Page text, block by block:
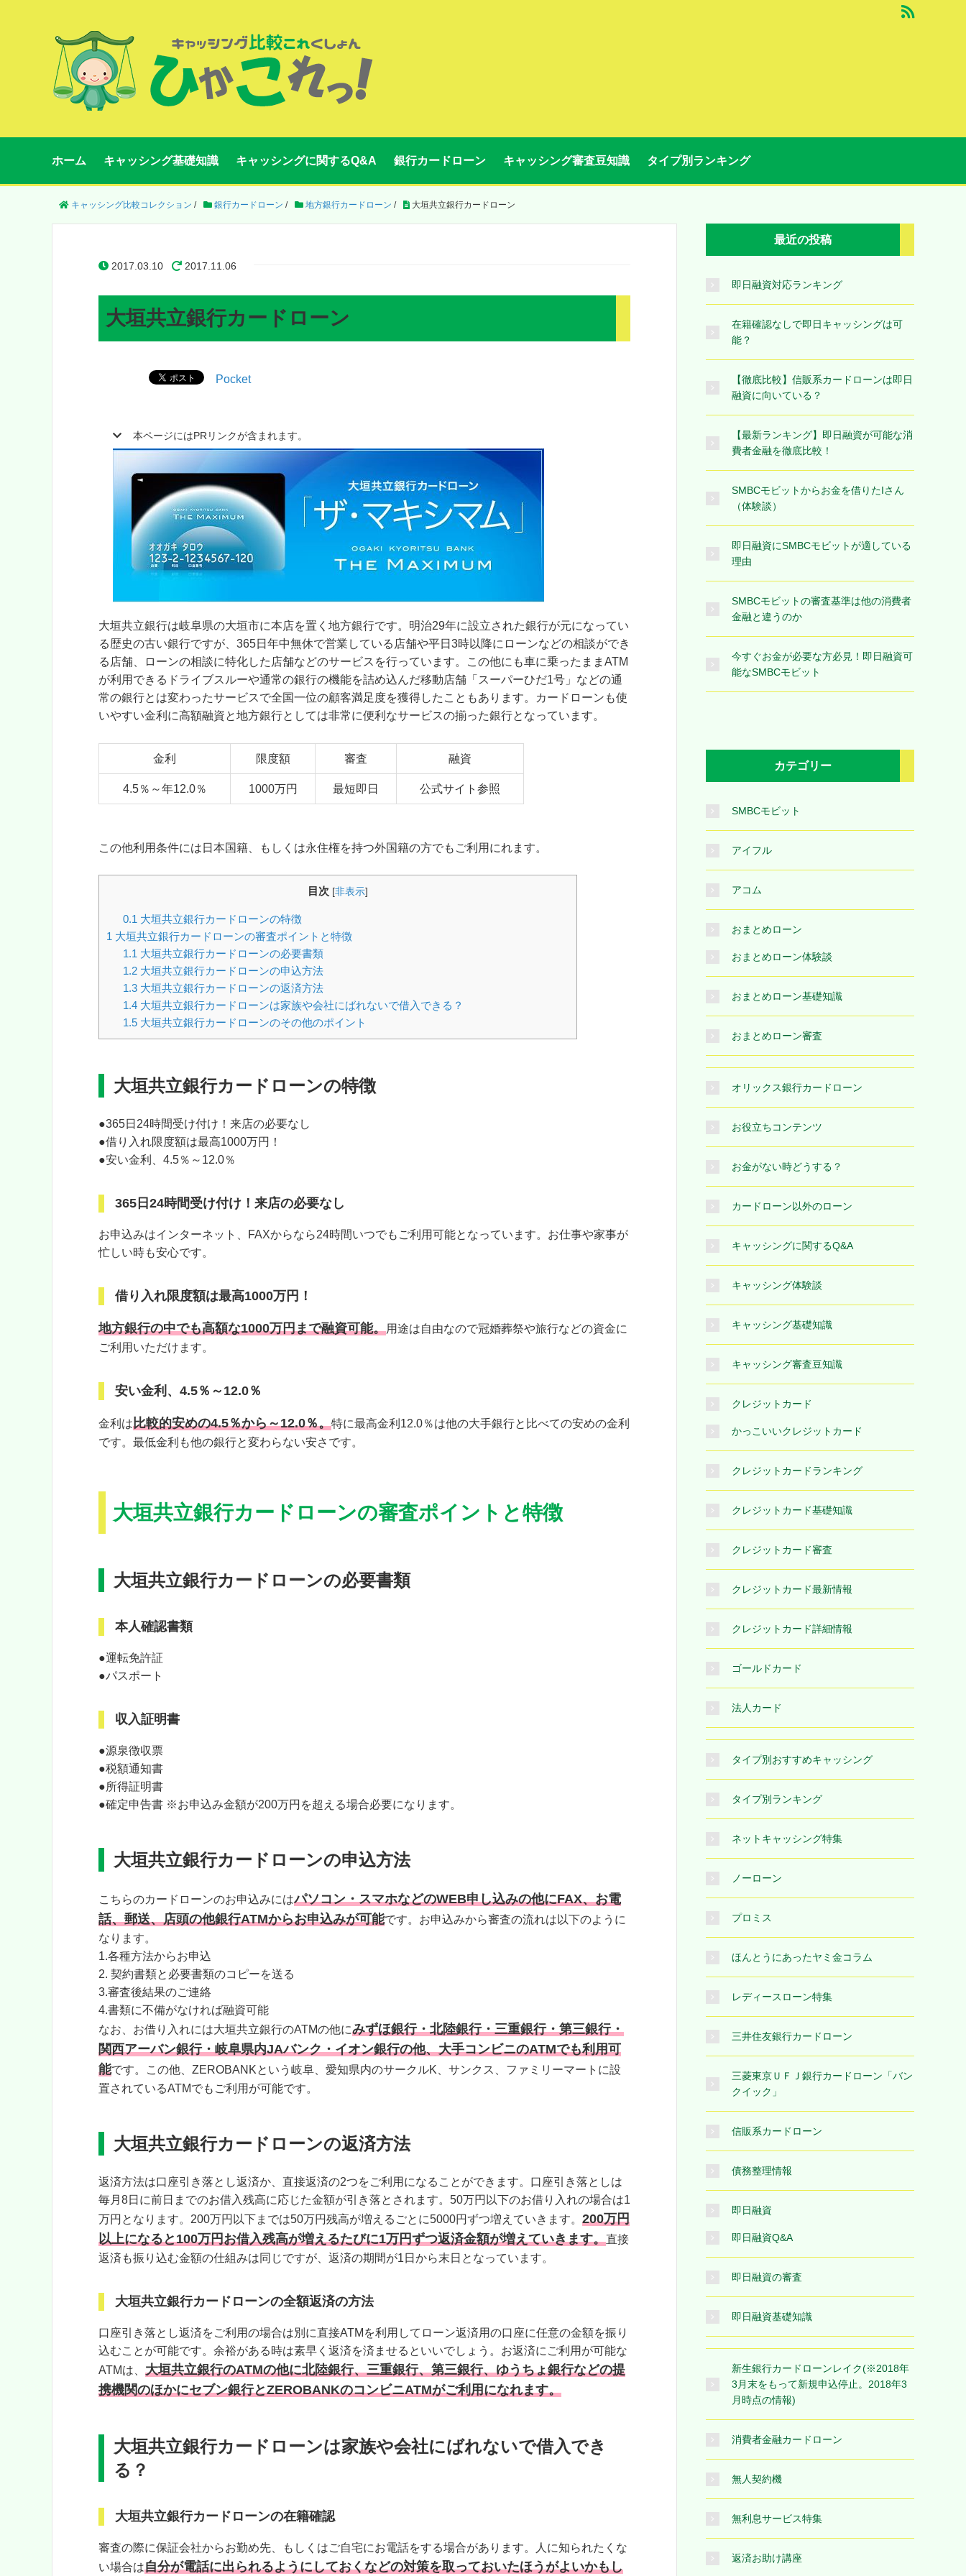
ホーム キャッシング基礎知識 キャッシングに関するQ&A 銀行カードローン キャッシング審査豆知識 タイプ別ランキング
キャッシング比較コレクション / 銀行カードローン / 地方銀行カードローン / 大垣共立銀行カードローン
2017.03.10 2017.11.06
大垣共立銀行カードローン
Pocket
本ページにはPRリンクが含まれます。
大垣共立銀行は岐阜県の大垣市に本店を置く地方銀行です。明治29年に設立された銀行が元になってい
る歴史の古い銀行ですが、365日年中無休で営業している店舗や平日3時以降にローンなどの相談ができ
る店舗、ローンの相談に特化した店舗などのサービスを行っています。この他にも車に乗ったままATM
が利用できるドライブスルーや通常の銀行の機能を詰め込んだ移動店舗「スーパーひだ1号」などの通
常の銀行とは変わったサービスで全国一位の顧客満足度を獲得したこともあります。カードローンも使
いやすい金利に高額融資と地方銀行としては非常に便利なサービスの揃った銀行となっています。
金利 限度額 審査 融資
4.5％～年12.0％ 1000万円 最短即日 公式サイト参照
この他利用条件には日本国籍、もしくは永住権を持つ外国籍の方でもご利用にれます。
目次 [非表示]
0.1 大垣共立銀行カードローンの特徴
1 大垣共立銀行カードローンの審査ポイントと特徴
1.1 大垣共立銀行カードローンの必要書類
1.2大垣共立銀行カードローンの申込方法
1.3大垣共立銀行カードローンの返済方法
1.4大垣共立銀行カードローンは家族や会社にばれないで借入できる？
1.5大垣共立銀行カードローンのその他のポイント
大垣共立銀行カードローンの特徴
●365日24時間受け付け！来店の必要なし
●借り入れ限度額は最高1000万円！
●安い金利、4.5％～12.0％
365日24時間受け付け！来店の必要なし
お申込みはインターネット、FAXからなら24時間いつでもご利用可能となっています。お仕事や家事が
忙しい時も安心です。
借り入れ限度額は最高1000万円！
地方銀行の中でも高額な1000万円まで融資可能。用途は自由なので冠婚葬祭や旅行などの資金に
ご利用いただけます。
安い金利、4.5％～12.0％
金利は比較的安めの4.5％から～12.0％。特に最高金利12.0％は他の大手銀行と比べての安めの金利
です。最低金利も他の銀行と変わらない安さです。
大垣共立銀行カードローンの審査ポイントと特徴
大垣共立銀行カードローンの必要書類
本人確認書類
●運転免許証
●パスポート
収入証明書
●源泉徴収票
●税額通知書
●所得証明書
●確定申告書 ※お申込み金額が200万円を超える場合必要になります。
大垣共立銀行カードローンの申込方法
こちらのカードローンのお申込みにはパソコン・スマホなどのWEB申し込みの他にFAX、お電
話、郵送、店頭の他銀行ATMからお申込みが可能です。お申込みから審査の流れは以下のように
なります。
1.各種方法からお申込
2. 契約書類と必要書類のコピーを送る
3.審査後結果のご連絡
4.書類に不備がなければ融資可能
なお、お借り入れには大垣共立銀行のATMの他にみずほ銀行・北陸銀行・三重銀行・第三銀行・
関西アーバン銀行・岐阜県内JAバンク・イオン銀行の他、大手コンビニのATMでも利用可
能です。この他、ZEROBANKという岐阜、愛知県内のサークルK、サンクス、ファミリーマートに設
置されているATMでもご利用が可能です。
大垣共立銀行カードローンの返済方法
返済方法は口座引き落とし返済か、直接返済の2つをご利用になることができます。口座引き落としは
毎月8日に前日までのお借入残高に応じた金額が引き落とされます。50万円以下のお借り入れの場合は1
万円となります。200万円以下までは50万円残高が増えるごとに5000円ずつ増えていきます。 200万円
以上になると100万円お借入残高が増えるたびに1万円ずつ返済金額が増えていきます。直接
返済も振り込む金額の仕組みは同じですが、返済の期間が1日から末日となっています。
大垣共立銀行カードローンの全額返済の方法
口座引き落とし返済をご利用の場合は別に直接ATMを利用してローン返済用の口座に任意の金額を振り
込むことが可能です。余裕がある時は素早く返済を済ませるといいでしょう。お返済にご利用が可能な
ATMは、 大垣共立銀行のATMの他に北陸銀行、三重銀行、第三銀行、ゆうちょ銀行などの提
携機関のほかにセブン銀行とZEROBANKのコンビニATMがご利用になれます。
大垣共立銀行カードローンは家族や会社にばれないで借入でき
る？
大垣共立銀行カードローンの在籍確認
審査の際に保証会社からお勤め先、もしくはご自宅にお電話をする場合があります。人に知られたくな
い場合は自分が電話に出られるようにしておくなどの対策を取っておいたほうがよいかもし
最近の投稿
即日融資対応ランキング
在籍確認なしで即日キャッシングは可
能？
【徹底比較】信販系カードローンは即日
融資に向いている？
【最新ランキング】即日融資が可能な消
費者金融を徹底比較！
SMBCモビットからお金を借りたIさん
（体験談）
即日融資にSMBCモビットが適している
理由
SMBCモビットの審査基準は他の消費者
金融と違うのか
今すぐお金が必要な方必見！即日融資可
能なSMBCモビット
カテゴリー
SMBCモビット
アイフル
アコム
おまとめローン
おまとめローン体験談
おまとめローン基礎知識
おまとめローン審査
オリックス銀行カードローン
お役立ちコンテンツ
お金がない時どうする？
カードローン以外のローン
キャッシングに関するQ&A
キャッシング体験談
キャッシング基礎知識
キャッシング審査豆知識
クレジットカード
かっこいいクレジットカード
クレジットカードランキング
クレジットカード基礎知識
クレジットカード審査
クレジットカード最新情報
クレジットカード詳細情報
ゴールドカード
法人カード
タイプ別おすすめキャッシング
タイプ別ランキング
ネットキャッシング特集
ノーローン
プロミス
ほんとうにあったヤミ金コラム
レディースローン特集
三井住友銀行カードローン
三菱東京ＵＦＪ銀行カードローン「バン
クイック」
信販系カードローン
債務整理情報
即日融資
即日融資Q&A
即日融資の審査
即日融資基礎知識
新生銀行カードローンレイク(※2018年
3月末をもって新規申込停止。2018年3
月時点の情報)
消費者金融カードローン
無人契約機
無利息サービス特集
返済お助け講座